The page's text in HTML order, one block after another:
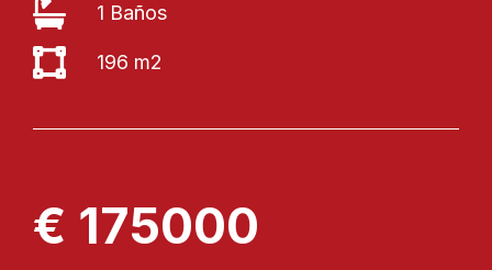
1 Baños
196 m2
€ 175000